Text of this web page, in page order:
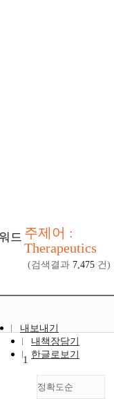
드 주제어 :
Therapeutics
(검색결과 7,475 건)
내보내기
내책장담기
한글로보기
정확도순
1